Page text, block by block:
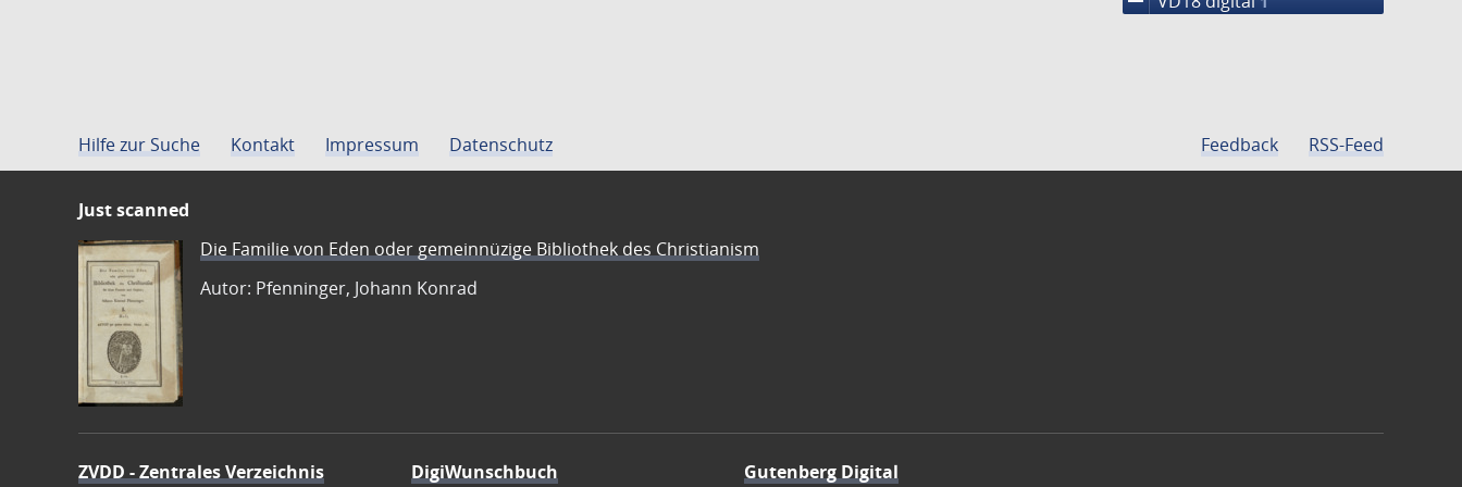
Hilfe zur Suche Kontakt Impressum Datenschutz Feedback RSS-Feed
Just scanned
Die Familie von Eden oder gemeinnüzige Bibliothek des Christianism
Autor: Pfenninger, Johann Konrad
ZVDD - Zentrales Verzeichnis
DigiWunschbuch Gutenberg Digital